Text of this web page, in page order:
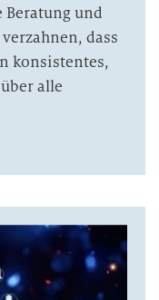
Beratung und
dass
konsistentes,
alle